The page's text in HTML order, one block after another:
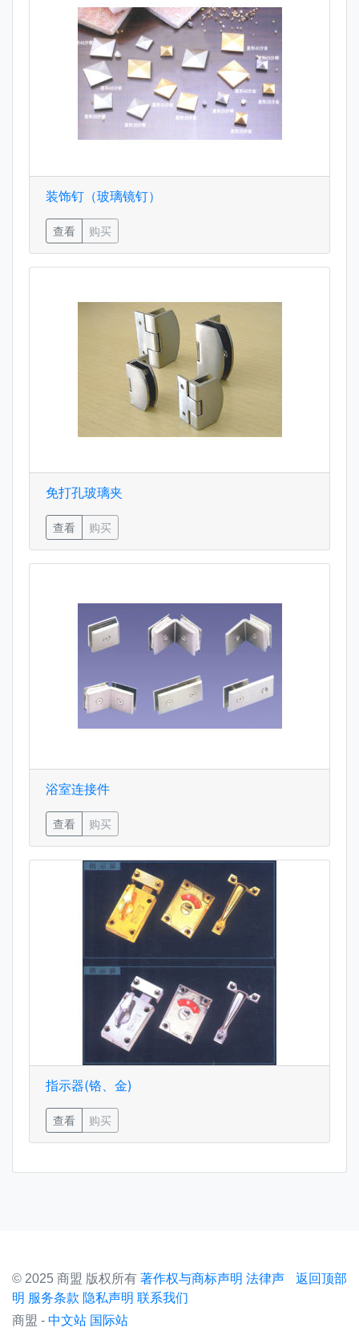
装饰钉（玻璃镜钉）
查看 购买
免打孔玻璃夹
查看 购买
浴室连接件
查看 购买
指示器(铬、金)
查看 购买
返回顶部
© 2025 商盟 版权所有 著作权与商标声明 法律声
明 服务条款 隐私声明 联系我们
商盟 - 中文站 国际站